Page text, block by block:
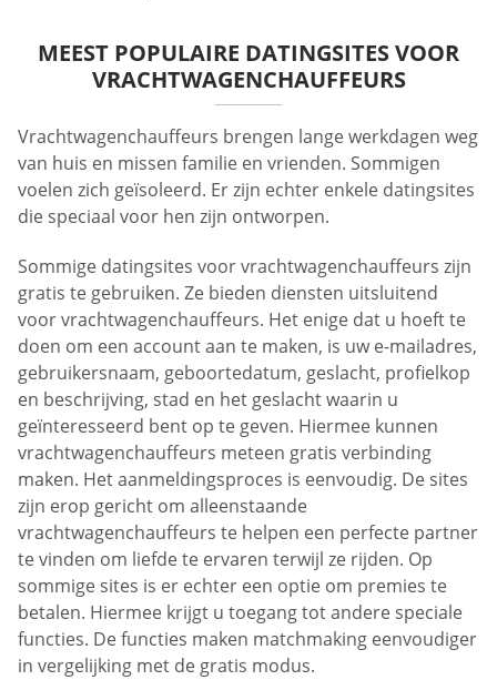
MEEST POPULAIRE DATINGSITES VOOR
VRACHTWAGENCHAUFFEURS
Vrachtwagenchauffeurs brengen lange werkdagen weg
van huis en missen familie en vrienden. Sommigen
voelen zich geïsoleerd. Er zijn echter enkele datingsites
die speciaal voor hen zijn ontworpen.
Sommige datingsites voor vrachtwagenchauffeurs zijn
gratis te gebruiken. Ze bieden diensten uitsluitend
voor vrachtwagenchauffeurs. Het enige dat u hoeft te
doen om een ​​account aan te maken, is uw e-mailadres,
gebruikersnaam, geboortedatum, geslacht, profielkop
en beschrijving, stad en het geslacht waarin u
geïnteresseerd bent op te geven. Hiermee kunnen
vrachtwagenchauffeurs meteen gratis verbinding
maken. Het aanmeldingsproces is eenvoudig. De sites
zijn erop gericht om alleenstaande
vrachtwagenchauffeurs te helpen een perfecte partner
te vinden om liefde te ervaren terwijl ze rijden. Op
sommige sites is er echter een optie om premies te
betalen. Hiermee krijgt u toegang tot andere speciale
functies. De functies maken matchmaking eenvoudiger
in vergelijking met de gratis modus.